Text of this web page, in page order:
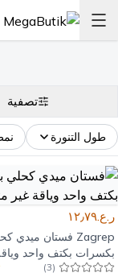
تصفية
طول التنورة
ر.ع.١٢٫٧٩
Zagrep فستان ميدي
بكسرات بكتف واحد
متماثلة
(
3
)